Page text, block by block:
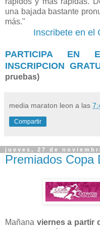
una bajada bastante
más."
Inscribete en el
PARTICIPA EN
INSCRIPCION
pruebas)
media maraton leon a las
Compartir
jueves, 27 de
Premiados Copa
Mañana viernes a partir